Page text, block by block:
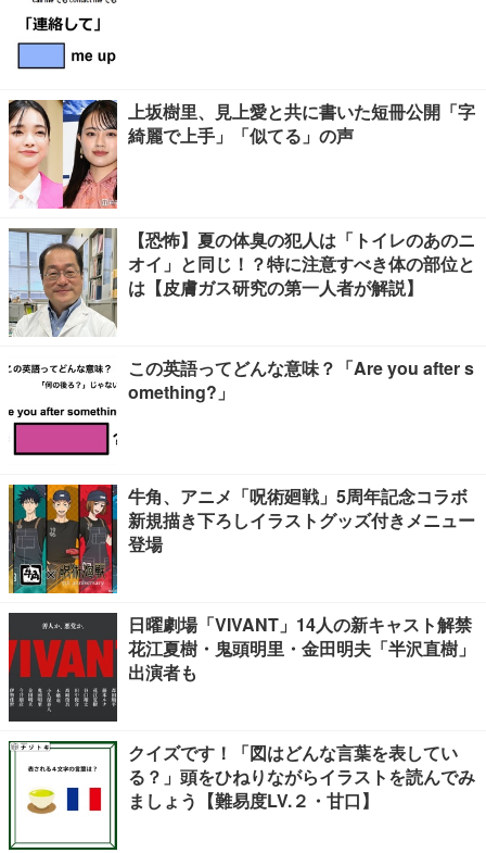
上坂樹里、見上愛と共に書いた短冊公開「字
綺麗で上手」「似てる」の声
【恐怖】夏の体臭の犯人は「トイレのあのニ
オイ」と同じ！？特に注意すべき体の部位と
は【皮膚ガス研究の第一人者が解説】
この英語ってどんな意味？「Are you after s
omething?」
牛角、アニメ「呪術廻戦」5周年記念コラボ
新規描き下ろしイラストグッズ付きメニュー
登場
日曜劇場「VIVANT」14人の新キャスト解禁
花江夏樹・鬼頭明里・金田明夫「半沢直樹」
出演者も
クイズです！「図はどんな言葉を表してい
る？」頭をひねりながらイラストを読んでみ
ましょう【難易度LV.２・甘口】